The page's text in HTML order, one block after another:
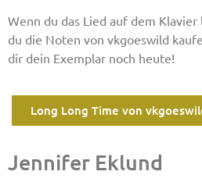
Wenn du das Lied auf dem
du die Noten von vkgoeswild
dir dein Exemplar noch heute!
Long Long Time von
Jennifer Eklund